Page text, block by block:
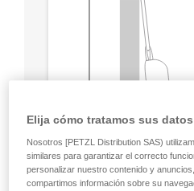
Elija cómo tratamos sus datos
Nosotros [PETZL Distribution SAS)
similares para garantizar el correcto
personalizar nuestro contenido y
compartimos información sobre su